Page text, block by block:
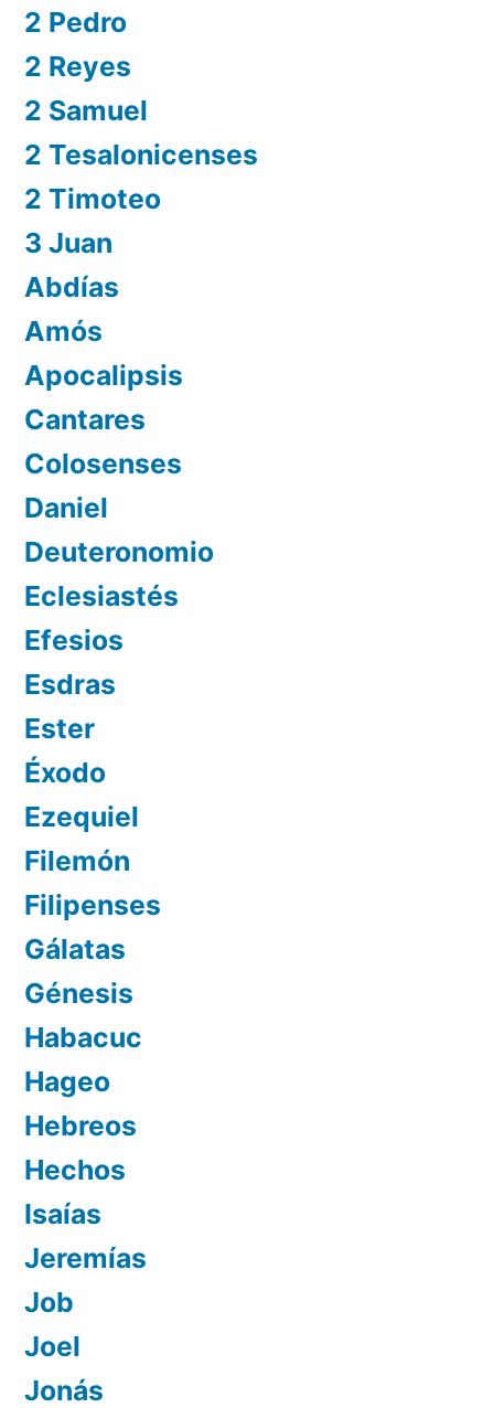
2 Pedro
2 Reyes
2 Samuel
2 Tesalonicenses
2 Timoteo
3 Juan
Abdías
Amós
Apocalipsis
Cantares
Colosenses
Daniel
Deuteronomio
Eclesiastés
Efesios
Esdras
Ester
Éxodo
Ezequiel
Filemón
Filipenses
Gálatas
Génesis
Habacuc
Hageo
Hebreos
Hechos
Isaías
Jeremías
Job
Joel
Jonás